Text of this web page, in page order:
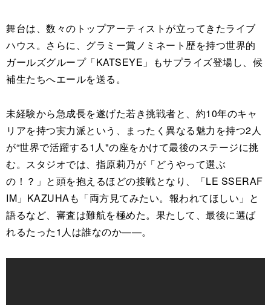
舞台は、数々のトップアーティストが立ってきたライブ
ハウス。さらに、グラミー賞ノミネート歴を持つ世界的
ガールズグループ「KATSEYE」もサプライズ登場し、候
補生たちへエールを送る。
未経験から急成長を遂げた若き挑戦者と、約10年のキャ
リアを持つ実力派という、まったく異なる魅力を持つ2人
が“世界で活躍する1人"の座をかけて最後のステージに挑
む。スタジオでは、指原莉乃が「どうやって選ぶ
の！？」と頭を抱えるほどの接戦となり、「LE SSERAF
IM」KAZUHAも「両方見てみたい。報われてほしい」と
語るなど、審査は難航を極めた。果たして、最後に選ば
れるたった1人は誰なのか——。